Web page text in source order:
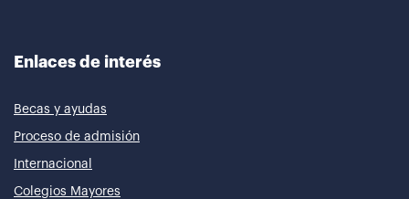
Enlaces de interés
Becas y ayudas
Proceso de admisión
Internacional
Colegios Mayores